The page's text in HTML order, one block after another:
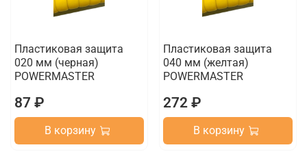
Пластиковая защита
020 мм (черная)
POWERMASTER
87 ₽
В корзину
Пластиковая защита
040 мм (желтая)
POWERMASTER
272 ₽
В корзину